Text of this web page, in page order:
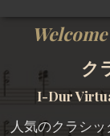
ク
I-Dur
人気のクラシ